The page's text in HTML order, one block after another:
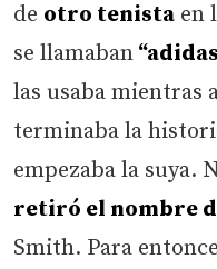
de otro tenista en
se llamaban
las usaba mientras
terminaba la
empezaba la suya.
retiró el nombre
Smith. Para